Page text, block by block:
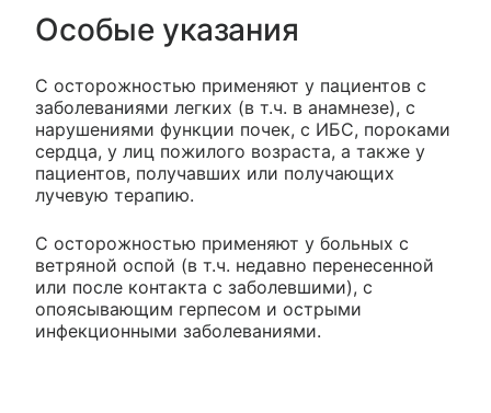
Особые указания
С осторожностью применяют у пациентов с
заболеваниями легких (в т.ч. в анамнезе), с
нарушениями функции почек, с ИБС, пороками
сердца, у лиц пожилого возраста, а также у
пациентов, получавших или получающих
лучевую терапию.
С осторожностью применяют у больных с
ветряной оспой (в т.ч. недавно перенесенной
или после контакта с заболевшими), с
опоясывающим герпесом и острыми
инфекционными заболеваниями.